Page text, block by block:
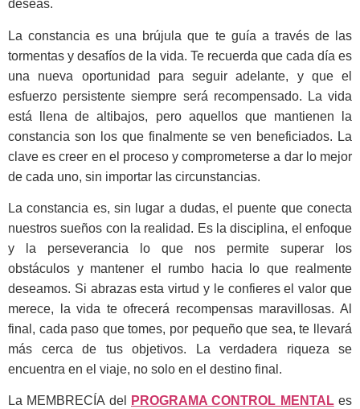
deseas.
La constancia es una brújula que te guía a través de las
tormentas y desafíos de la vida. Te recuerda que cada día es
una nueva oportunidad para seguir adelante, y que el
esfuerzo persistente siempre será recompensado. La vida
está llena de altibajos, pero aquellos que mantienen la
constancia son los que finalmente se ven beneficiados. La
clave es creer en el proceso y comprometerse a dar lo mejor
de cada uno, sin importar las circunstancias.
La constancia es, sin lugar a dudas, el puente que conecta
nuestros sueños con la realidad. Es la disciplina, el enfoque
y la perseverancia lo que nos permite superar los
obstáculos y mantener el rumbo hacia lo que realmente
deseamos. Si abrazas esta virtud y le confieres el valor que
merece, la vida te ofrecerá recompensas maravillosas. Al
final, cada paso que tomes, por pequeño que sea, te llevará
más cerca de tus objetivos. La verdadera riqueza se
encuentra en el viaje, no solo en el destino final.
La MEMBRECÍA del PROGRAMA CONTROL MENTALes